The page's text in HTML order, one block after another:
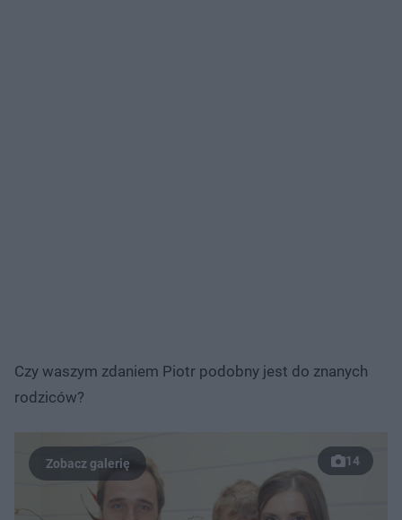
Czy waszym zdaniem Piotr podobny jest do znanych
rodziców?
14